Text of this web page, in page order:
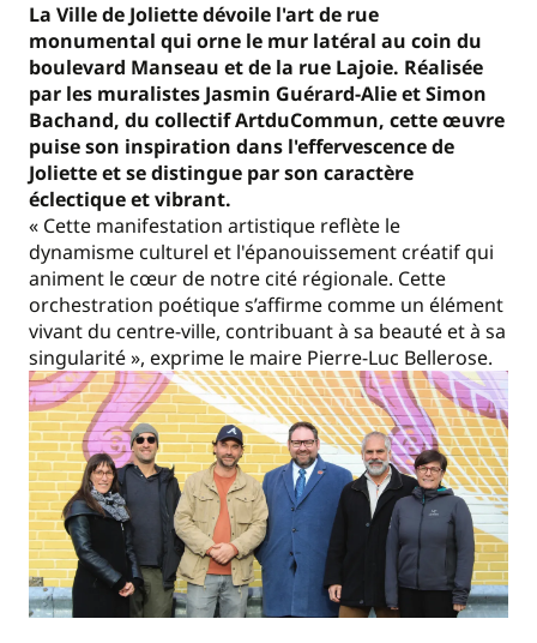
La Ville de Joliette dévoile l'art de rue
monumental qui orne le mur latéral au coin du
boulevard Manseau et de la rue Lajoie. Réalisée
par les muralistes Jasmin Guérard-Alie et Simon
Bachand, du collectif ArtduCommun, cette œuvre
puise son inspiration dans l'effervescence de
Joliette et se distingue par son caractère
éclectique et vibrant.
« Cette manifestation artistique reflète le
dynamisme culturel et l'épanouissement créatif qui
animent le cœur de notre cité régionale. Cette
orchestration poétique s’affirme comme un élément
vivant du centre-ville, contribuant à sa beauté et à sa
singularité », exprime le maire Pierre-Luc Bellerose.